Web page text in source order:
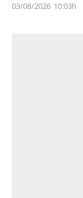
03/08/2026 10:03h